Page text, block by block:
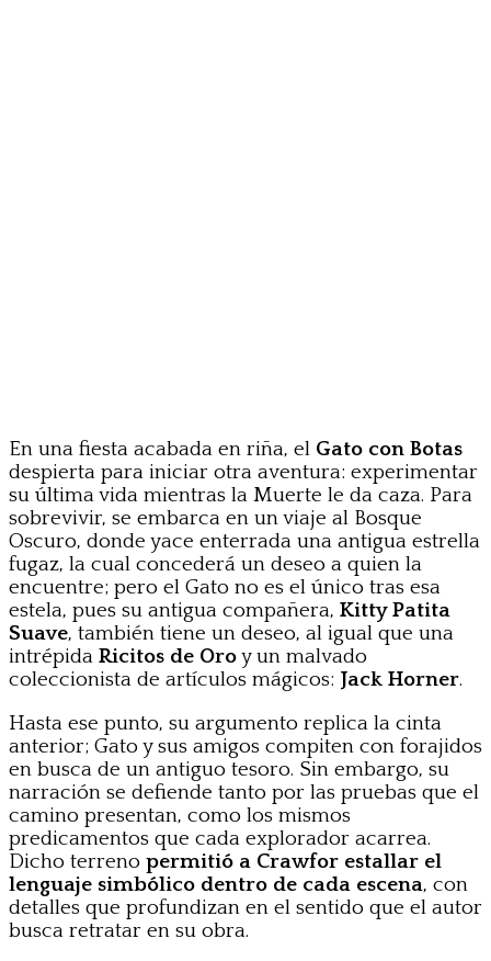
En una fiesta acabada en riña, el Gato con Botas
despierta para iniciar otra aventura: experimentar
su última vida mientras la Muerte le da caza. Para
sobrevivir, se embarca en un viaje al Bosque
Oscuro, donde yace enterrada una antigua estrella
fugaz, la cual concederá un deseo a quien la
encuentre; pero el Gato no es el único tras esa
estela, pues su antigua compañera, Kitty Patita
Suave, también tiene un deseo, al igual que una
intrépida Ricitos de Oroy un malvado
coleccionista de artículos mágicos: Jack Horner.
Hasta ese punto, su argumento replica la cinta
anterior; Gato y sus amigos compiten con forajidos
en busca de un antiguo tesoro. Sin embargo, su
narración se defiende tanto por las pruebas que el
camino presentan, como los mismos
predicamentos que cada explorador acarrea.
Dicho terreno permitió a Crawfor estallar el
lenguaje simbólico dentro de cada escena, con
detalles que profundizan en el sentido que el autor
busca retratar en su obra.